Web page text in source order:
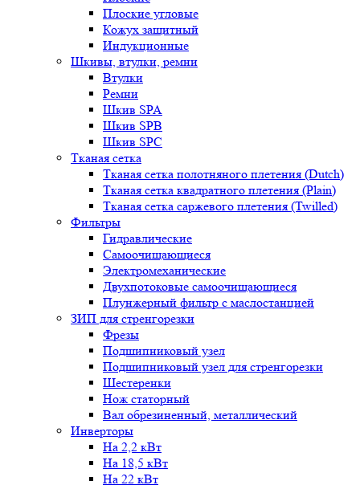
Плоские угловые
Кожух защитный
Индукционные
Шкивы, втулки, ремни
Втулки
Ремни
Шкив SPA
Шкив SPB
Шкив SPC
Тканая сетка
Тканая сетка полотняного плетения (Dutch)
Тканая сетка квадратного плетения (Plain)
Тканая сетка саржевого плетения (Twilled)
Фильтры
Гидравлические
Самоочищающиеся
Электромеханические
Двухпотоковые самоочищающиеся
Плунжерный фильтр с маслостанцией
ЗИП для стренгорезки
Фрезы
Подшипниковый узел
Подшипниковый узел для стренгорезки
Шестеренки
Нож статорный
Вал обрезиненный, металлический
Инверторы
На 2,2 кВт
На 18,5 кВт
На 22 кВт